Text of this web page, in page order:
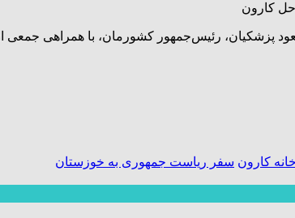
کارون
پزشکیان، رئیس‌جمهور کشورمان، با همراهی
کارون سفر ریاست جمهوری به خوزستان